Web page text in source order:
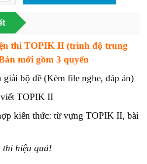
thi TOPIK II (trình độ trung
mới gồm 3 quyển
bộ đề (Kèm file nghe, đáp án)
TOPIK II
kiến thức: từ vựng TOPIK II, bài
thi hiệu quả!